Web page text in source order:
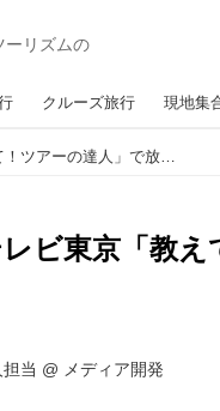
クルーズ旅行 現地集
【7月23日更新】テレビ東京「教えて！ツアーの達人」で放送したツアー
レビ東京「教
当 @ メディア開発